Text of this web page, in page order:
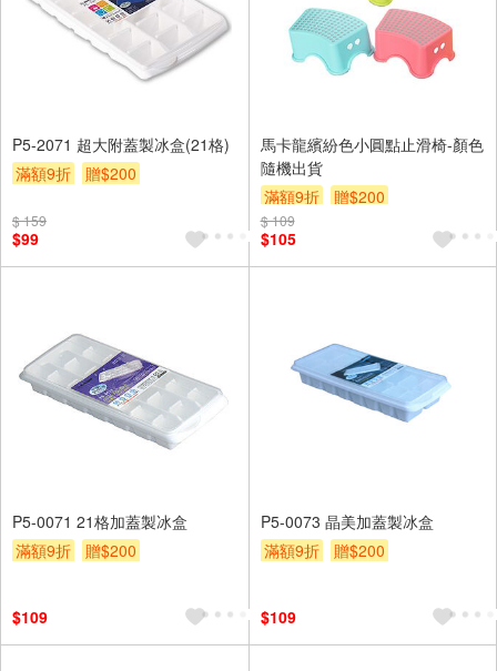
P5-2071 超大附蓋製冰盒(21格)
滿額9折
贈$200
$ 159
$99
馬卡龍繽紛色小圓點止滑椅-顏色
隨機出貨
滿額9折
贈$200
$ 109
$105
P5-0071 21格加蓋製冰盒
滿額9折
贈$200
$109
P5-0073 晶美加蓋製冰盒
滿額9折
贈$200
$109